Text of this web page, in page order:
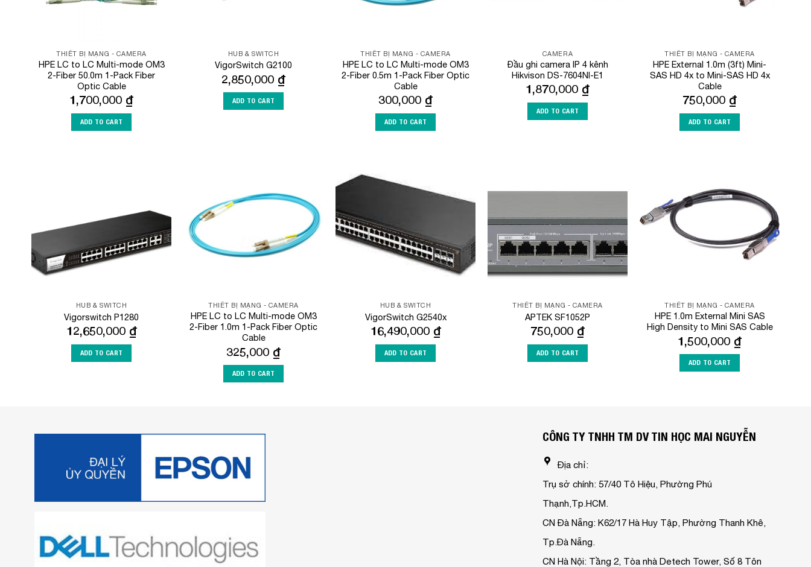
THIẾT BỊ MẠNG - CAMERA
HPE LC to LC Multi-mode OM3
2-Fiber 50.0m 1-Pack Fiber
Optic Cable
1,700,000 ₫
ADD TO CART
HUB & SWITCH
VigorSwitch G2100
2,850,000 ₫
ADD TO CART
THIẾT BỊ MẠNG - CAMERA
HPE LC to LC Multi-mode OM3
2-Fiber 0.5m 1-Pack Fiber Optic
Cable
300,000 ₫
ADD TO CART
CAMERA
Đầu ghi camera IP 4 kênh
Hikvison DS-7604NI-E1
1,870,000 ₫
ADD TO CART
THIẾT BỊ MẠNG - CAMERA
HPE External 1.0m (3ft) Mini-
SAS HD 4x to Mini-SAS HD 4x
Cable
750,000 ₫
ADD TO CART
HUB & SWITCH
Vigorswitch P1280
12,650,000 ₫
ADD TO CART
Wishlist
THIẾT BỊ MẠNG - CAMERA
HPE LC to LC Multi-mode OM3
2-Fiber 1.0m 1-Pack Fiber Optic
Cable
325,000 ₫
ADD TO CART
Wishlist
HUB & SWITCH
VigorSwitch G2540x
16,490,000 ₫
ADD TO CART
THIẾT BỊ MẠNG - CAMERA
APTEK SF1052P
750,000 ₫
ADD TO CART
Wishlist
THIẾT BỊ MẠNG - CAMERA
HPE 1.0m External Mini SAS
High Density to Mini SAS Cable
1,500,000 ₫
ADD TO CART
CÔNG TY TNHH TM DV TIN HỌC MAI NGUYỄN
Địa chỉ:
Trụ sở chính: 57/40 Tô Hiệu, Phường Phú
Thạnh,Tp.HCM.
CN Đà Nẵng: K62/17 Hà Huy Tập, Phường Thanh Khê,
Tp.Đà Nẵng.
CN Hà Nội: Tầng 2, Tòa nhà Detech Tower, Số 8 Tôn